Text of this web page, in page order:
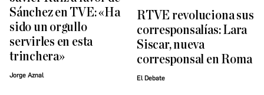
Sánchez en TVE: «Ha
sido un orgullo
servirles en esta
trinchera»
Jorge Aznal
RTVE revoluciona sus
corresponsalías: Lara
Siscar, nueva
corresponsal en Roma
El Debate